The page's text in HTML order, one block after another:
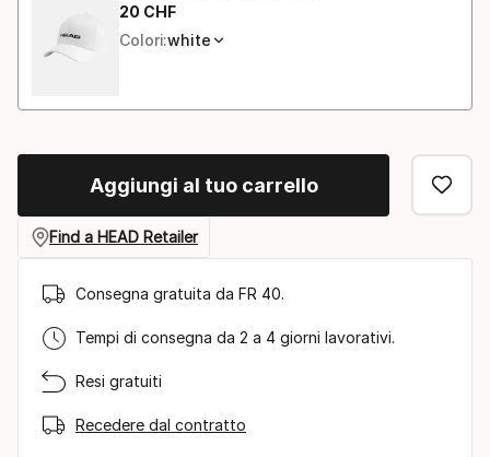
20 CHF
Prezzo finale
Colori:white
Aggiungi al tuo carrello
Find a HEAD Retailer
Consegna gratuita da FR 40.
Tempi di consegna da 2 a 4 giorni lavorativi.
Resi gratuiti
Recedere dal contratto